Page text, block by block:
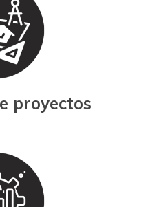
proyectos